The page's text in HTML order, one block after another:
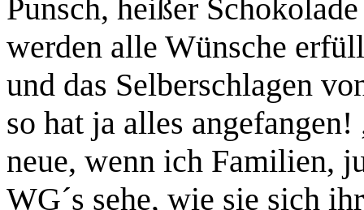
Punsch, heißer
werden alle Wünsche
und das Selberschlagen
so hat ja alles
neue, wenn ich Familien,
WG´s sehe, wie sie sich